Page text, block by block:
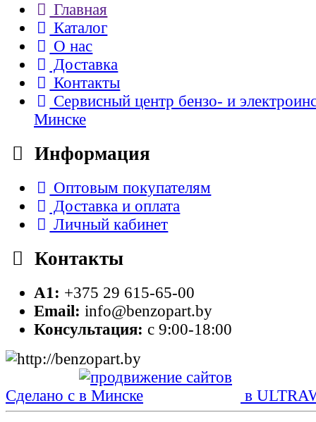
Главная
Каталог
О нас
Доставка
Контакты
Сервисный центр бензо- и
Минске
Информация
Оптовым покупателям
Доставка и оплата
Личный кабинет
Контакты
A1: +375 29 615-65-00
Email: info@benzopart.by
Консультация: с 9:00-18:00
Сделано с в